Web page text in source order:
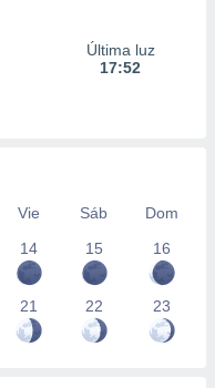
Última luz
17:52
Vie Sáb
Dom
14 15 16
21 22 23